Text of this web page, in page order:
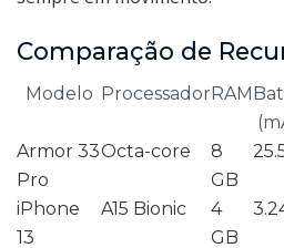
Comparação de
Modelo ProcessadorRAM
Armor 33
Pro
Octa-core
8
GB
iPhone
13
A15 Bionic
4
GB